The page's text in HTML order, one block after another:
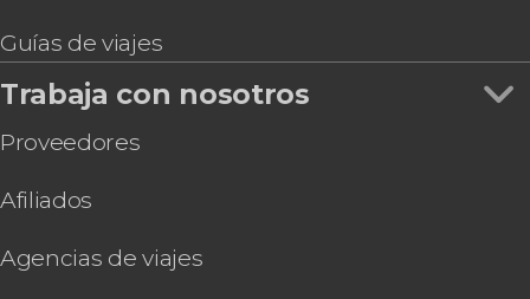
Guías de viajes
Trabaja con nosotros
Proveedores
Afiliados
Agencias de viajes